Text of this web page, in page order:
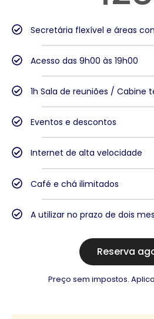
Secretária flexível e áreas
Acesso das 9h00 às 19h00
1h Sala de reuniões / Cabine
Eventos e descontos
Internet de alta velocidade
Café e chá ilimitados
A utilizar no prazo de dois
Reserva
Preço sem impostos.